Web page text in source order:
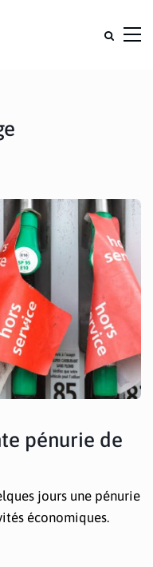
pénurie de
jours une pénurie
économiques.